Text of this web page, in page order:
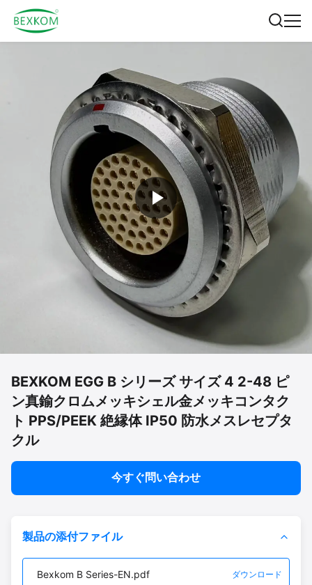
BEXKOM EGG B シリーズ サイズ 4 2-48 ピ
ン真鍮クロムメッキシェル金メッキコンタク
ト PPS/PEEK 絶縁体 IP50 防水メスレセプタ
クル
今すぐ問い合わせ
製品の添付ファイル
Bexkom B Series-EN.pdf ダウンロード